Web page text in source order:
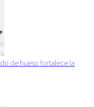
de hueso fortalece la